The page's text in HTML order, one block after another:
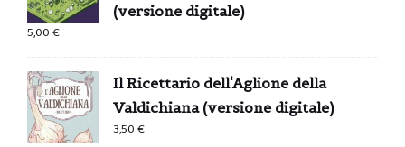
(versione digitale)
5,00€
Il Ricettario dell'Aglione della
Valdichiana (versione digitale)
3,50€